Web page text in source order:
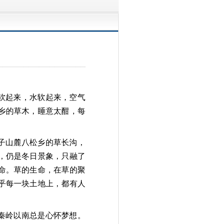
起来，水软起来，空气
的草木，睡意太酣， 每
山麓八松乡的草长沟，
仍是冬日 景象，只融了
。草的生命，在草的聚
每一块土地上，都有人
岭以南总是心怀梦想。